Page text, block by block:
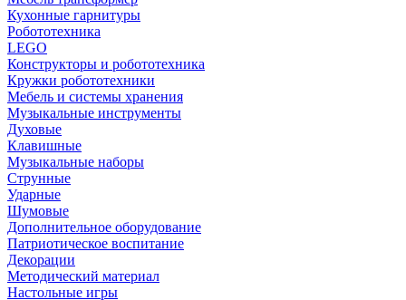
Кухонные гарнитуры
Робототехника
LEGO
Конструкторы и робототехника
Кружки робототехники
Мебель и системы хранения
Музыкальные инструменты
Духовые
Клавишные
Музыкальные наборы
Струнные
Ударные
Шумовые
Дополнительное оборудование
Патриотическое воспитание
Декорации
Методический материал
Настольные игры